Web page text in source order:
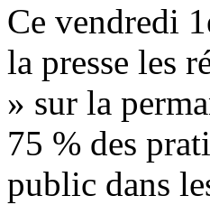
Ce vendredi
la presse les
» sur la
75 % des
public dans